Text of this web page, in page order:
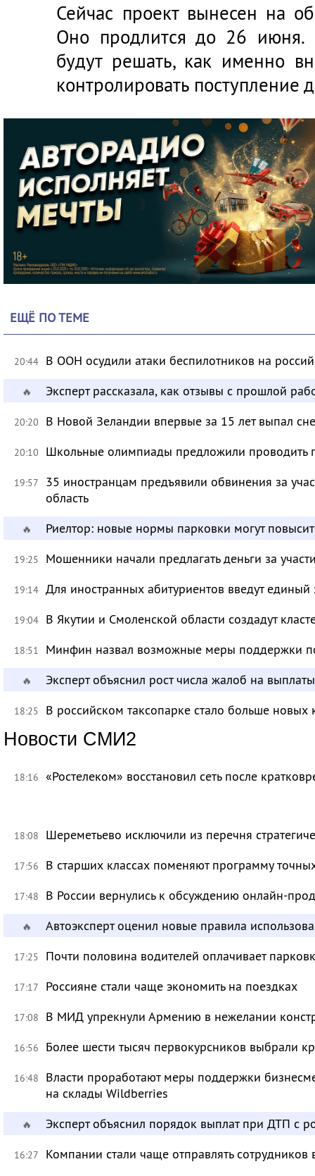
Сейчас проект вынесен на
Оно продлится до 26
будут решать, как именно
контролировать поступление
ЕЩЁ ПО ТЕМЕ
20:44 В ООН осудили атаки беспилотников на
🔥 Эксперт рассказала, как отзывы с прошлой
20:20 В Новой Зеландии впервые за 15 лет выпал
20:10 Школьные олимпиады предложили проводить
19:57
35 иностранцам предъявили обвинения за
область
🔥 Риелтор: новые нормы парковки могут
19:25 Мошенники начали предлагать деньги за
19:14 Для иностранных абитуриентов введут
19:04 В Якутии и Смоленской области создадут
18:51 Минфин назвал возможные меры поддержки
🔥 Эксперт объяснил рост числа жалоб на
18:25 В российском таксопарке стало больше новых
Новости СМИ2
18:16 «Ростелеком» восстановил сеть после
18:08 Шереметьево исключили из перечня
17:56 В старших классах поменяют программу
17:48 В России вернулись к обсуждению онлайн-
🔥 Автоэксперт оценил новые правила
17:25 Почти половина водителей оплачивает
17:17 Россияне стали чаще экономить на поездках
17:08 В МИД упрекнули Армению в нежелании
16:56 Более шести тысяч первокурсников выбрали
16:48
Власти проработают меры поддержки
на склады Wildberries
🔥 Эксперт объяснил порядок выплат при ДТП с
16:27 Компании стали чаще отправлять сотрудников